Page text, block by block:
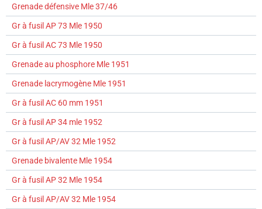
Grenade défensive Mle 37/46
Gr à fusil AP 73 Mle 1950
Gr à fusil AC 73 Mle 1950
Grenade au phosphore Mle 1951
Grenade lacrymogène Mle 1951
Gr à fusil AC 60 mm 1951
Gr à fusil AP 34 mle 1952
Gr à fusil AP/AV 32 Mle 1952
Grenade bivalente Mle 1954
Gr à fusil AP 32 Mle 1954
Gr à fusil AP/AV 32 Mle 1954